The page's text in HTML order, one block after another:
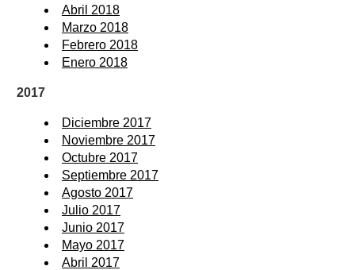
Abril 2018
Marzo 2018
Febrero 2018
Enero 2018
2017
Diciembre 2017
Noviembre 2017
Octubre 2017
Septiembre 2017
Agosto 2017
Julio 2017
Junio 2017
Mayo 2017
Abril 2017